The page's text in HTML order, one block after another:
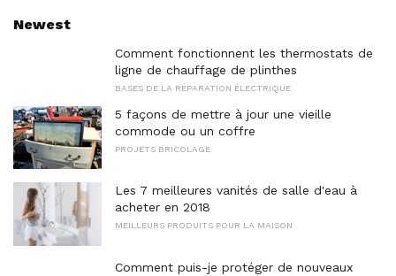
Newest
Comment fonctionnent les thermostats de
ligne de chauffage de plinthes
BASES DE LA RÉPARATION ÉLECTRIQUE
5 façons de mettre à jour une vieille
commode ou un coffre
PROJETS BRICOLAGE
Les 7 meilleures vanités de salle d'eau à
acheter en 2018
MEILLEURS PRODUITS POUR LA MAISON
Comment puis-je protéger de nouveaux